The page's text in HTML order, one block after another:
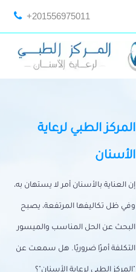
+201556975011
المركز الطبي لرعاية
الأسنان
إن العناية بالأسنان أمر لا يستهان به،
وفي ظل تكاليفها المرتفعة، يصبح
البحث عن الحل المناسب والميسور
التكلفة أمرًا ضروريًا. هل سمعت عن
"المركز الطبي لرعاية الأسنان"؟